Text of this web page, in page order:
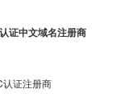
证中文域名注册商